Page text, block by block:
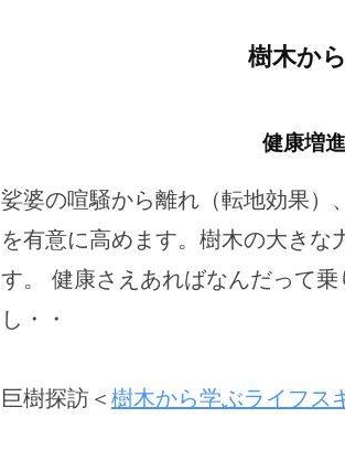
樹木か
健康増
娑婆の喧騒から離れ（転地効果）
を有意に高めます。樹木の大きな
す。 健康さえあればなんだって
し・・
巨樹探訪＜ 樹木から学ぶライフス